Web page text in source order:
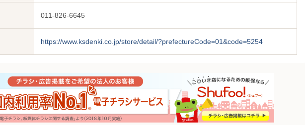
011-826-6645
https://www.ksdenki.co.jp/store/detail/?prefectureCode=01&code=5254